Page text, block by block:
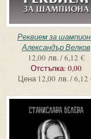
Реквием за
Александър Велков
12,00 лв. / 6,12 €
Отстъпка: 0,00
Цена 12,00 лв. / 6,12